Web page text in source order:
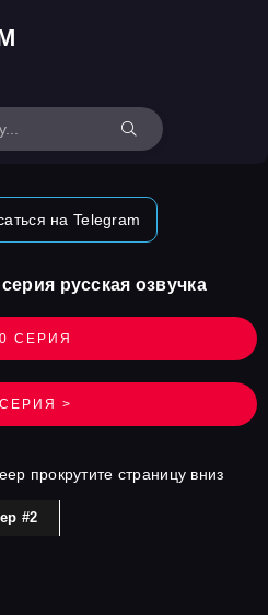
на Telegram
СЕРИЯ
русская озвучка
>
прокрутите страницу вниз
#2